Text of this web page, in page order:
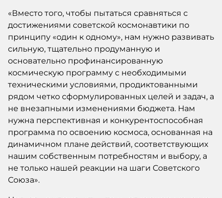
«Вместо того, чтобы пытаться сравняться с
достижениями советской космонавтики по
принципу «один к одному», нам нужно развивать
сильную, тщательно продуманную и
основательно профинансированную
космическую программу с необходимыми
техническими условиями, продиктованными
рядом четко сформулированных целей и задач, а
не внезапными изменениями бюджета. Нам
нужна перспективная и конкурентоспособная
программа по освоению космоса, основанная на
динамичном плане действий, соответствующих
нашим собственным потребностям и выбору, а
не только нашей реакции на шаги Советского
Союза».